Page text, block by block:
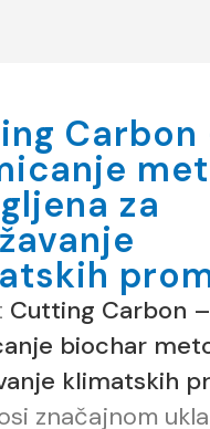
Carbon
za
Cutting Carbon –
biochar
klimatskih
značajnom